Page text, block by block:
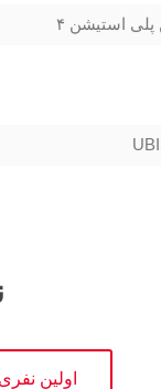
پلی استیشن ۴
اولین